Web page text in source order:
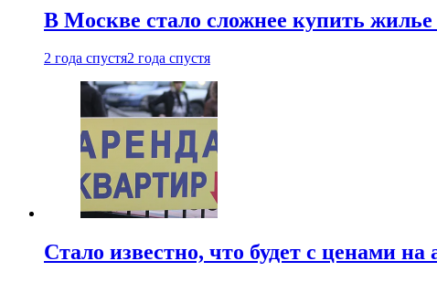
В Москве стало сложнее купить жилье
2 года спустя2 года спустя
Стало известно, что будет с ценами